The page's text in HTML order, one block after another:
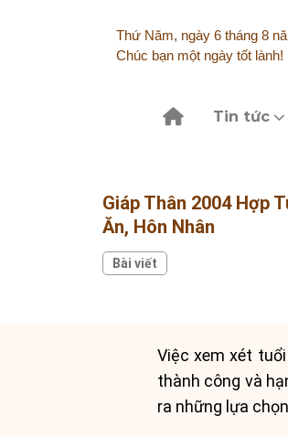
Thứ Năm, ngày 6 tháng 8
Chúc bạn một ngày tốt lành!
Tin tức
Giáp Thân 2004 Hợp
Ăn, Hôn Nhân
Bài viết
Việc xem xét
thành công và
ra những lựa